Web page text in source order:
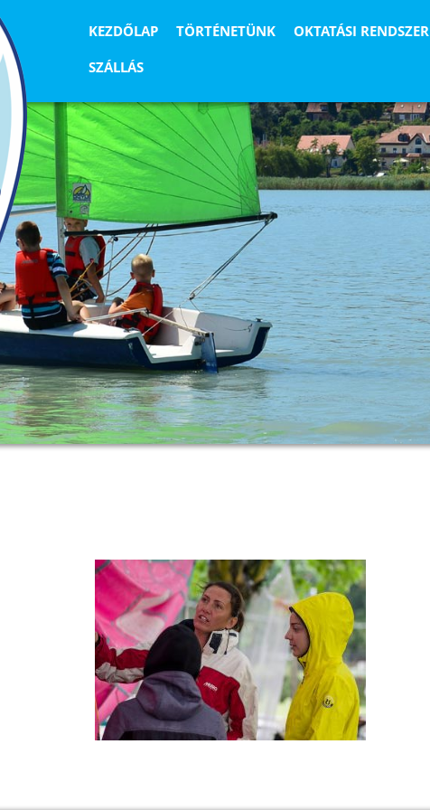
KEZDŐLAP TÖRTÉNETÜNK OKTATÁSI RENDSZER
SZÁLLÁS